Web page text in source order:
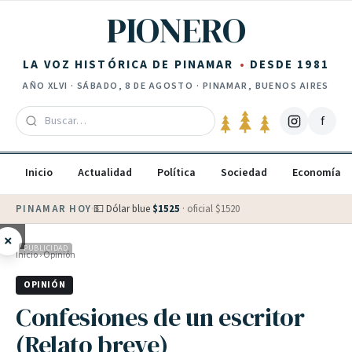
PIONERO
LA VOZ HISTÓRICA DE PINAMAR DESDE 1981
AÑO XLVI · SÁBADO, 8 DE AGOSTO · PINAMAR, BUENOS AIRES
f
Inicio Actualidad Política Sociedad Economía
PINAMAR HOY·💵 Dólar blue $1525 · oficial $1520
× PUBLICIDAD
Inicio›Opinión
OPINIÓN
Confesiones de un escritor
(Relato breve)